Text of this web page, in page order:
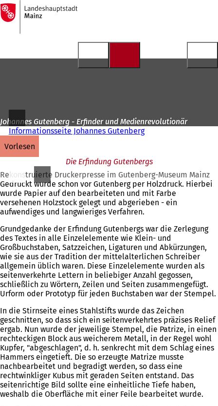
Inhalt anspringen
Zur
Startseite
Johannes Gutenberg - Erfinder und Medienrevolutionär
Informationsseite Johannes Gutenberg
vorlesen
Die Erfindung Gutenbergs
Rekonstruierte Druckerpresse im Gutenberg-Museum Mainz
Gedruckt wurde schon vor Gutenberg per Holzdruck. Hierbei
wurde Papier auf den bearbeiteten und mit Farbe
versehenen Holzstock gelegt und abgerieben - ein
aufwendiges und langwieriges Verfahren.
Grundgedanke der Erfindung Gutenbergs war die Zerlegung
des Textes in alle Einzelelemente wie Klein- und
Großbuchstaben, Satzzeichen, Ligaturen und Abkürzungen,
wie sie aus der Tradition der mittelalterlichen Schreiber
allgemein üblich waren. Diese Einzelelemente wurden als
seitenverkehrte Lettern in beliebiger Anzahl gegossen,
schließlich zu Wörtern, Zeilen und Seiten zusammengefügt.
Urform oder Prototyp für jeden Buchstaben war der Stempel.
In die Stirnseite eines Stahlstifts wurde das Zeichen
geschnitten, so dass sich ein seitenverkehrtes präzises Relief
ergab. Nun wurde der jeweilige Stempel, die Patrize, in einen
rechteckigen Block aus weicherem Metall, in der Regel wohl
Kupfer, "abgeschlagen", d. h. senkrecht mit dem Schlag eines
Hammers eingetieft. Die so erzeugte Matrize musste
nachbearbeitet und begradigt werden, so dass eine
rechtwinkliger Kubus mit geraden Seiten entstand. Das
seitenrichtige Bild sollte eine einheitliche Tiefe haben,
weshalb die Oberfläche mit einer Feile bearbeitet wurde.